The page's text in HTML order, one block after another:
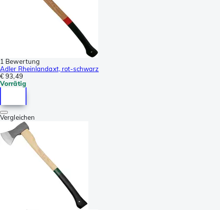
1 Bewertung
Adler Rheinlandaxt, rot-schwarz
€ 93,49
Vorrätig
Vergleichen